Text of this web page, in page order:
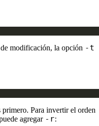
modificación, la opción -t
primero. Para invertir el orden
agregar -r: